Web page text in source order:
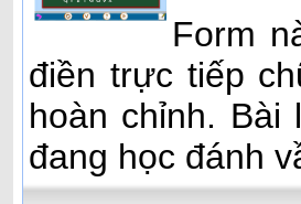
Form
điền trực tiếp
hoàn chỉnh.
đang học đánh